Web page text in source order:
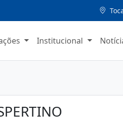
Institucional